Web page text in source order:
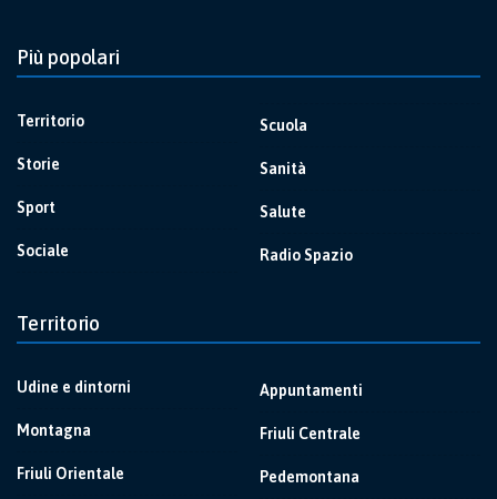
Più popolari
Territorio
Storie
Sport
Sociale
Scuola
Sanità
Salute
Radio Spazio
Territorio
Udine e dintorni
Montagna
Friuli Orientale
Appuntamenti
Friuli Centrale
Pedemontana